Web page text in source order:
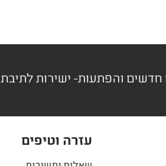
חדשים והפתעות- ישירות לתיבת
עזרה וטיפים